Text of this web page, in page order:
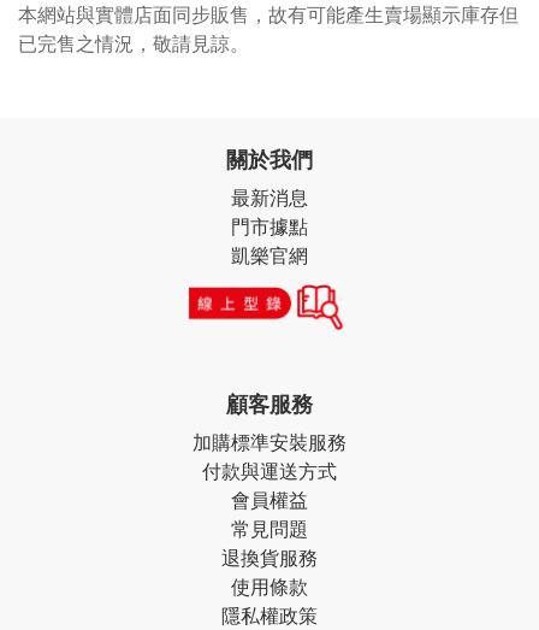
本網站與實體店面同步販售，故有可能產生賣場顯示庫存但
已完售之情況，敬請見諒。
關於我們
最新消息
門市據點
凱樂官網
顧客服務
加購標準安裝服務
付款與運送方式
會員權益
常見問題
退換貨服務
使用條款
隱私權政策